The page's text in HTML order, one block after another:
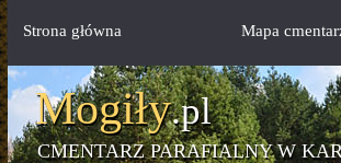
Mogiły.pl
CMENTARZ PARAFIALNY W
Strona główna Mapa